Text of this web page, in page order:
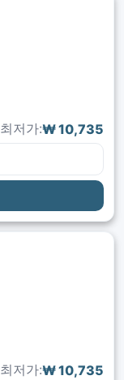
최저가:₩ 10,735
최저가:₩ 10,735